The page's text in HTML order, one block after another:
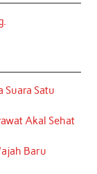
Satu
Akal Sehat
Baru